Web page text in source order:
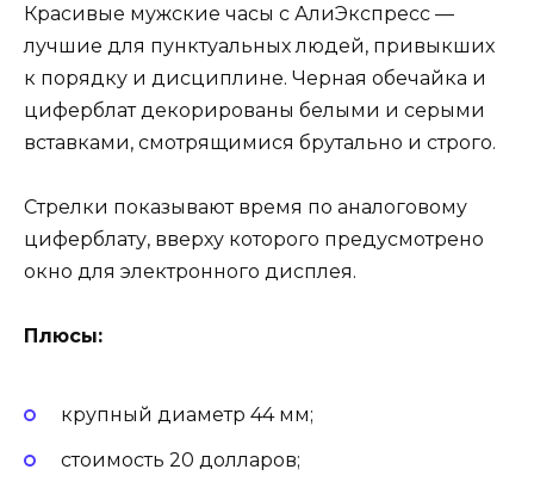
Красивые мужские часы с АлиЭкспресс —
лучшие для пунктуальных людей, привыкших
к порядку и дисциплине. Черная обечайка и
циферблат декорированы белыми и серыми
вставками, смотрящимися брутально и строго.
Стрелки показывают время по аналоговому
циферблату, вверху которого предусмотрено
окно для электронного дисплея.
Плюсы:
крупный диаметр 44 мм;
стоимость 20 долларов;